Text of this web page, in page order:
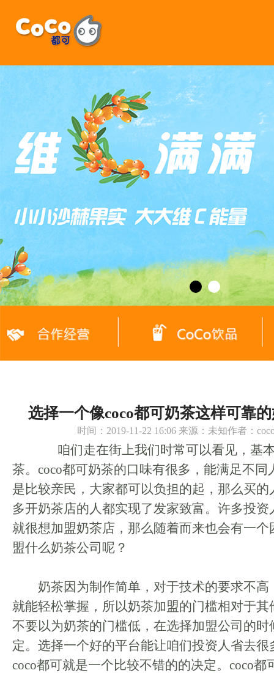
选择一个像coco都可奶茶这样可靠
时间：2019-11-22 16:06 来源：未知作者：
咱们走在街上我们时常可以看见，基
茶。coco都可奶茶的口味有很多，能满足不同
是比较亲民，大家都可以负担的起，那么买
多开奶茶店的人都实现了发家致富。许多投
就很想加盟奶茶店，那么随着而来也会有一个
盟什么奶茶公司呢？
奶茶因为制作简单，对于技术的要求不高
就能轻松掌握，所以奶茶加盟的门槛相对于其
不要以为奶茶的门槛低，在选择加盟公司的时
定。选择一个好的平台能让咱们投资人省去很
coco都可就是一个比较不错的的决定。coco都